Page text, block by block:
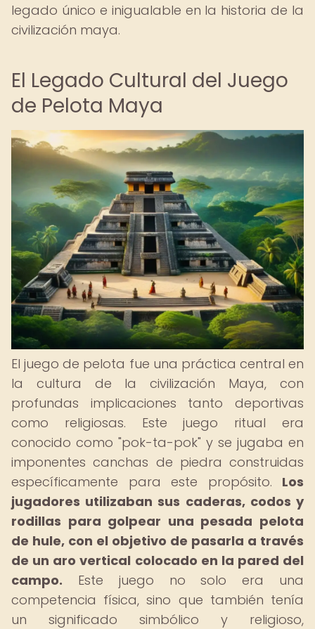
legado único e inigualable en la historia de la
civilización maya.
El Legado Cultural del Juego
de Pelota Maya
El juego de pelota fue una práctica central en
la cultura de la civilización Maya, con
profundas implicaciones tanto deportivas
como religiosas. Este juego ritual era
conocido como "pok-ta-pok" y se jugaba en
imponentes canchas de piedra construidas
específicamente para este propósito. Los
jugadores utilizaban sus caderas, codos y
rodillas para golpear una pesada pelota
de hule, con el objetivo de pasarla a través
de un aro vertical colocado en la pared del
campo. Este juego no solo era una
competencia física, sino que también tenía
un significado simbólico y religioso,